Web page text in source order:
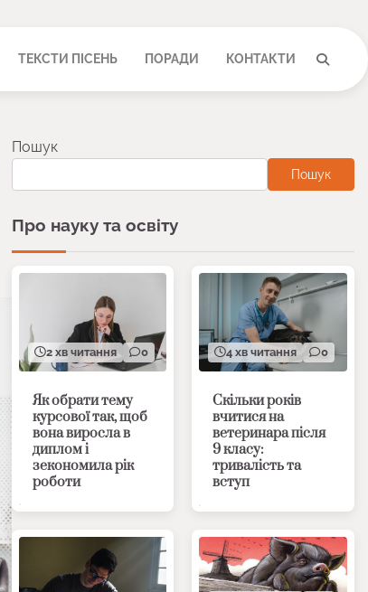
ТЕКСТИ ПІСЕНЬ ПОРАДИ КОНТАКТИ
Пошук
Пошук
Про науку та освіту
2 хв читання 0
Як обрати тему
курсової так, щоб
вона виросла в
диплом і
зекономила рік
роботи
4 хв читання 0
Скільки років
вчитися на
ветеринара після
9 класу:
тривалість та
вступ